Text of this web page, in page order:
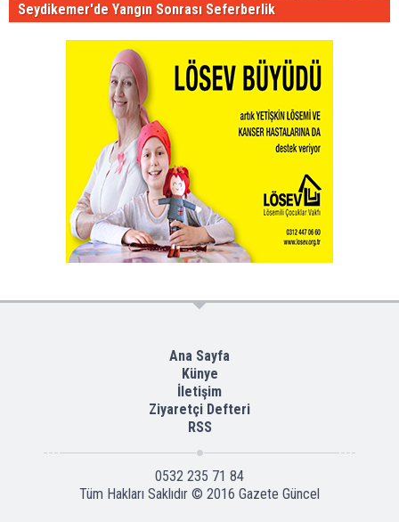
Seydikemer'de Yangın Sonrası Seferberlik
Ana Sayfa
Künye
İletişim
Ziyaretçi Defteri
RSS
0532 235 71 84
Tüm Hakları Saklıdır © 2016 Gazete Güncel